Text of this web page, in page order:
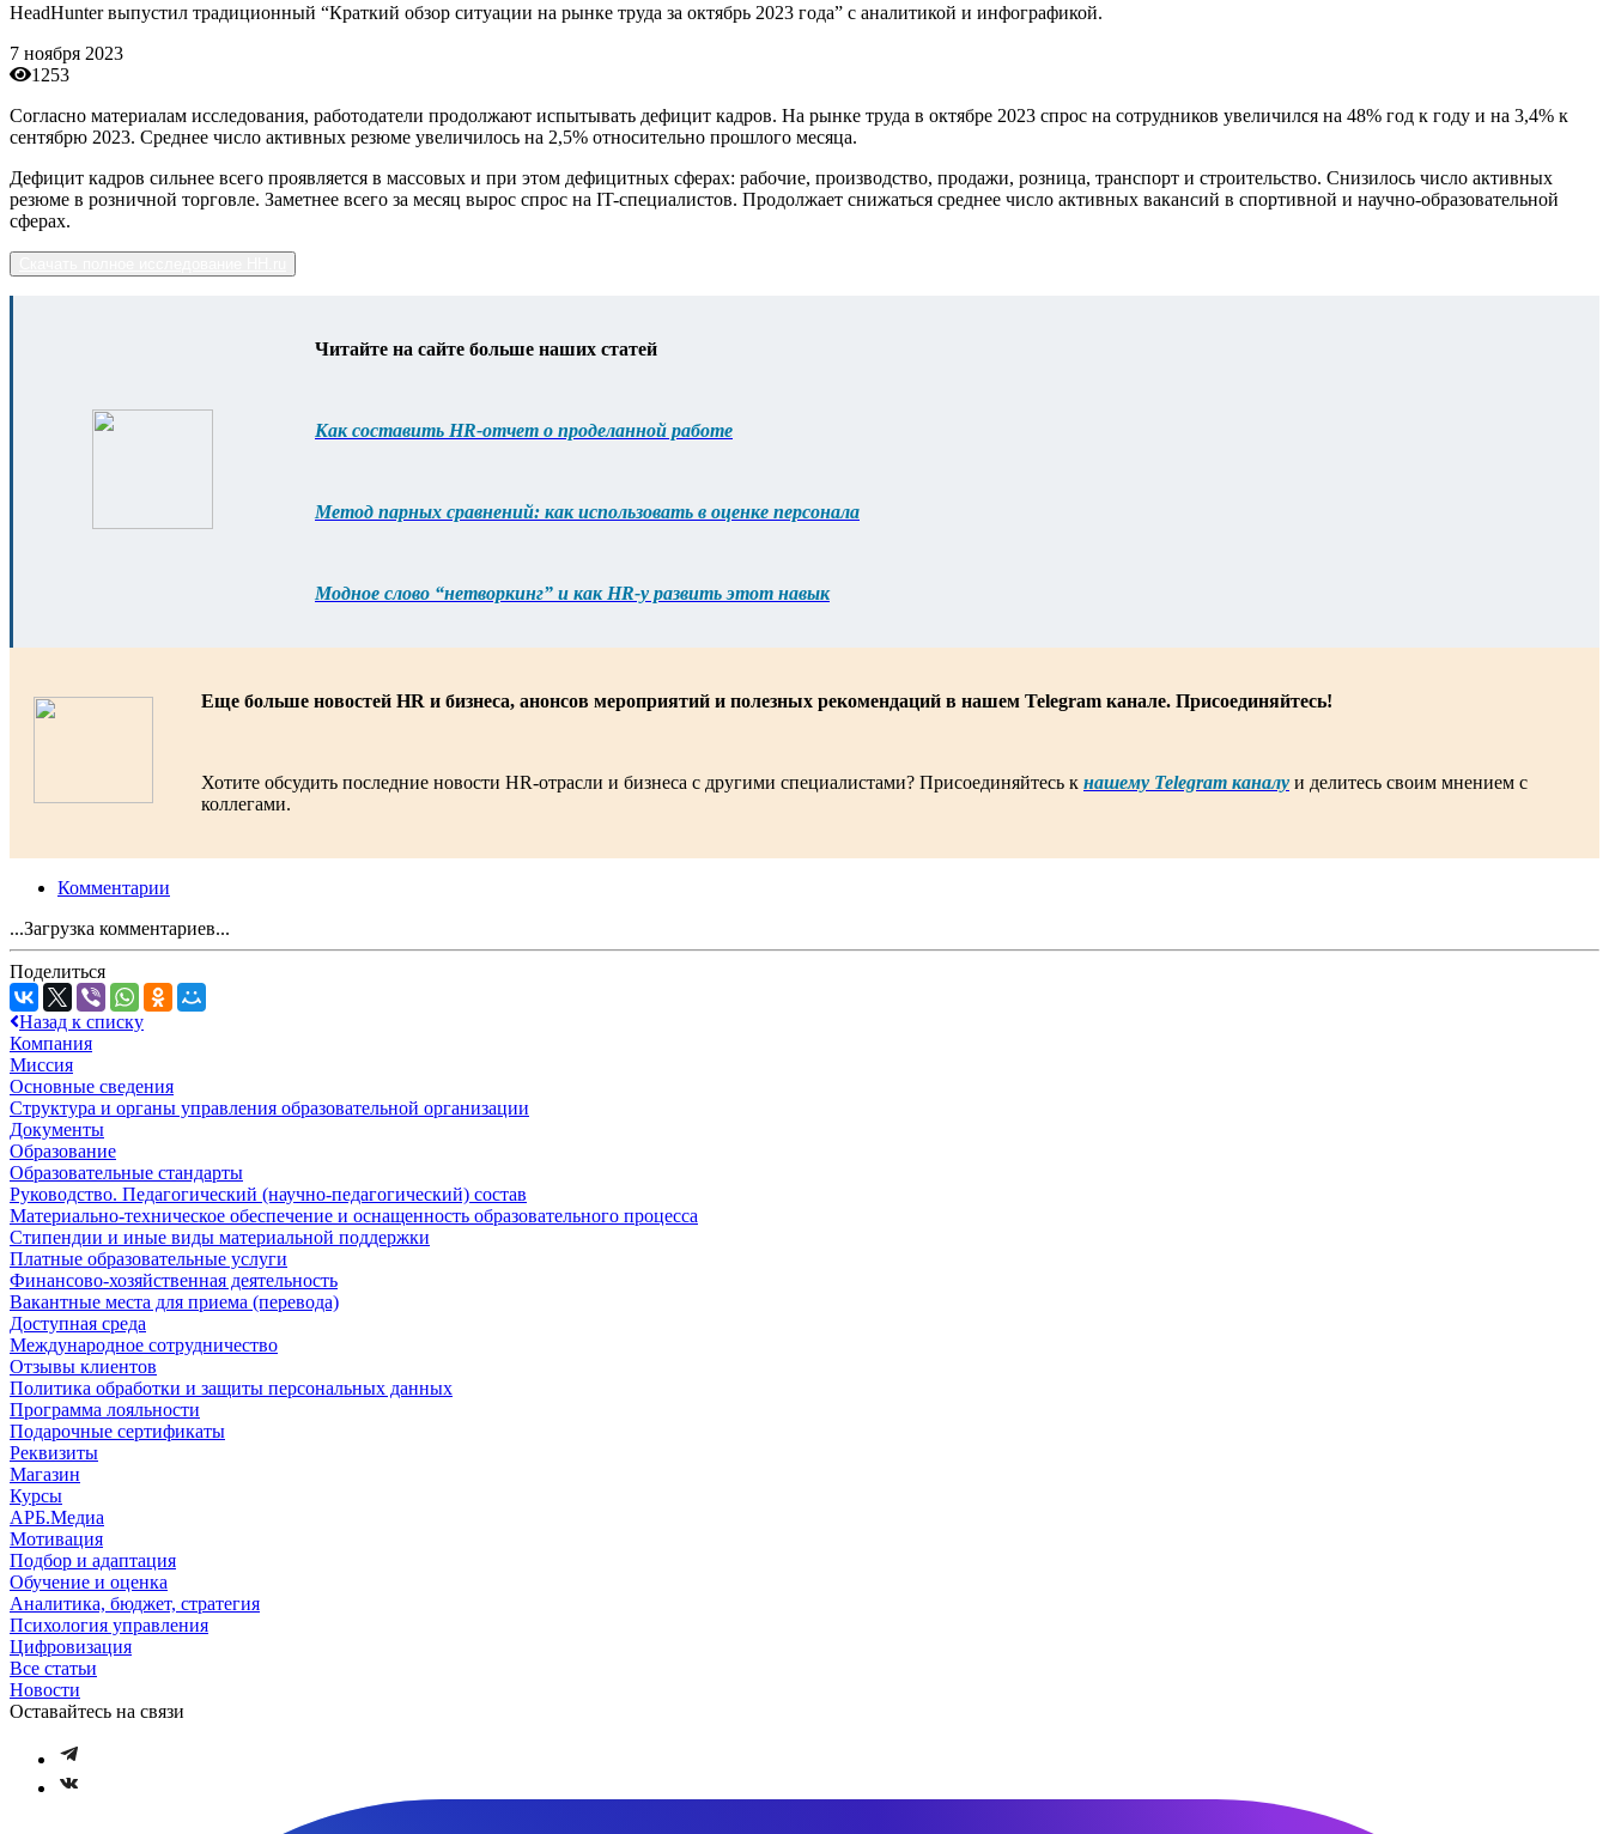
HeadHunter выпустил традиционный “Краткий обзор ситуации на рынке труда за октябрь 2023 года” с аналитикой и инфографикой.
7 ноября 2023
1253
Согласно материалам исследования, работодатели продолжают испытывать дефицит кадров. На рынке труда в октябре 2023 спрос на сотрудников увеличился на 48% год к году и на 3,4% к
сентябрю 2023. Среднее число активных резюме увеличилось на 2,5% относительно прошлого месяца.
Дефицит кадров сильнее всего проявляется в массовых и при этом дефицитных сферах: рабочие, производство, продажи, розница, транспорт и строительство. Снизилось число активных
резюме в розничной торговле. Заметнее всего за месяц вырос спрос на IT-специалистов. Продолжает снижаться среднее число активных вакансий в спортивной и научно-образовательной
сферах.
Читайте на сайте больше наших статей
Как составить HR-отчет о проделанной работе
Метод парных сравнений: как использовать в оценке персонала
Модное слово “нетворкинг” и как HR-у развить этот навык
Еще больше новостей HR и бизнеса, анонсов мероприятий и полезных рекомендаций в нашем Telegram канале. Присоединяйтесь!
Хотите обсудить последние новости HR-отрасли и бизнеса с другими специалистами? Присоединяйтесь к нашему Telegram каналу и делитесь своим мнением с
коллегами.
Комментарии
...Загрузка комментариев...
Поделиться
Назад к списку
Компания
Миссия
Основные сведения
Структура и органы управления образовательной организации
Документы
Образование
Образовательные стандарты
Руководство. Педагогический (научно-педагогический) состав
Материально-техническое обеспечение и оснащенность образовательного процесса
Стипендии и иные виды материальной поддержки
Платные образовательные услуги
Финансово-хозяйственная деятельность
Вакантные места для приема (перевода)
Доступная среда
Международное сотрудничество
Отзывы клиентов
Политика обработки и защиты персональных данных
Программа лояльности
Подарочные сертификаты
Реквизиты
Магазин
Курсы
АРБ.Медиа
Мотивация
Подбор и адаптация
Обучение и оценка
Аналитика, бюджет, стратегия
Психология управления
Цифровизация
Все статьи
Новости
Оставайтесь на связи